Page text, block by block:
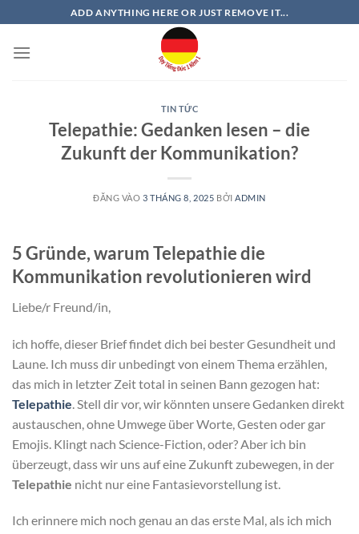
qua
nội
ADD ANYTHING HERE OR JUST REMOVE IT...
TIN TỨC
Telepathie: Gedanken lesen – die
Zukunft der Kommunikation?
ĐĂNG VÀO 3 THÁNG 8, 2025 BỞI ADMIN
5 Gründe, warum Telepathie die
Kommunikation revolutionieren wird
Liebe/r Freund/in,
ich hoffe, dieser Brief findet dich bei bester Gesundheit und
Laune. Ich muss dir unbedingt von einem Thema erzählen,
das mich in letzter Zeit total in seinen Bann gezogen hat:
Telepathie . Stell dir vor, wir könnten unsere Gedanken direkt
austauschen, ohne Umwege über Worte, Gesten oder gar
Emojis. Klingt nach Science-Fiction, oder? Aber ich bin
überzeugt, dass wir uns auf eine Zukunft zubewegen, in der
Telepathie nicht nur eine Fantasievorstellung ist.
Ich erinnere mich noch genau an das erste Mal, als ich mich